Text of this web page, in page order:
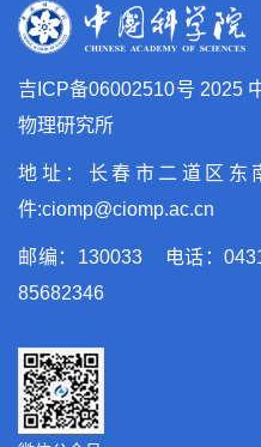
吉ICP备06002510号 2025
物理研究所
地址：长春市二道区
件:ciomp@ciomp.ac.cn
邮编：130033 电话：
85682346